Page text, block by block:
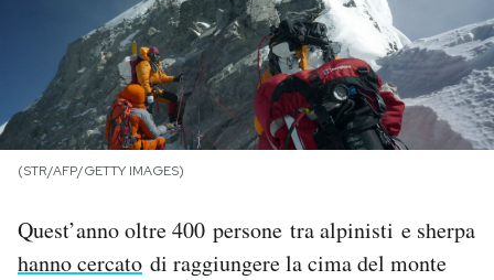
NEWSLETTER
I MIEI PREFERITI
SHOP
CALENDARIO
(STR/AFP/GETTY IMAGES)
Quest’anno oltre 400 persone tra alpinisti e sherpa
hanno cercato di raggiungere la cima del monte